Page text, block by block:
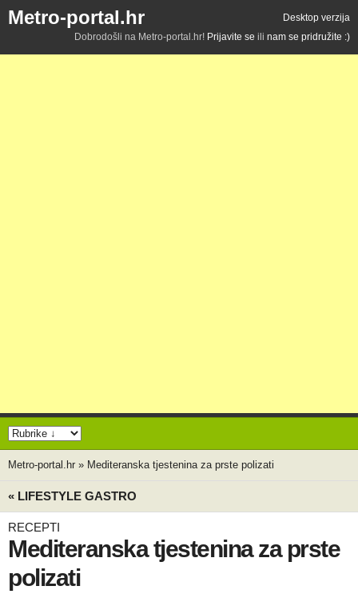
Metro-portal.hr
Desktop verzija
Dobrodošli na Metro-portal.hr! Prijavite se ili nam se pridružite :)
Metro-portal.hr » Mediteranska tjestenina za prste polizati
« LIFESTYLE GASTRO
RECEPTI
Mediteranska tjestenina za prste
polizati